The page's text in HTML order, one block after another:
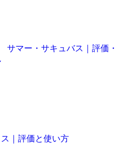
サマー・サキュバス｜評価・
ス｜評価と使い方